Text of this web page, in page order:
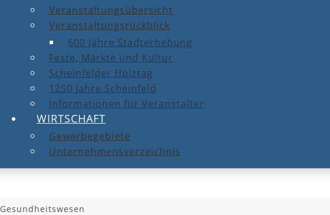
Veranstaltungsübersicht
Veranstaltungsrückblick
600 Jahre Stadterhebung
Feste, Märkte und Kultur
Scheinfelder Holztag
1250 Jahre Scheinfeld
Informationen für Veranstalter
WIRTSCHAFT
Gewerbegebiete
Unternehmensverzeichnis
Gesundheitswesen